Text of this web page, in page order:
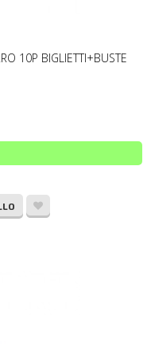
10P BIGLIETTI+BUSTE